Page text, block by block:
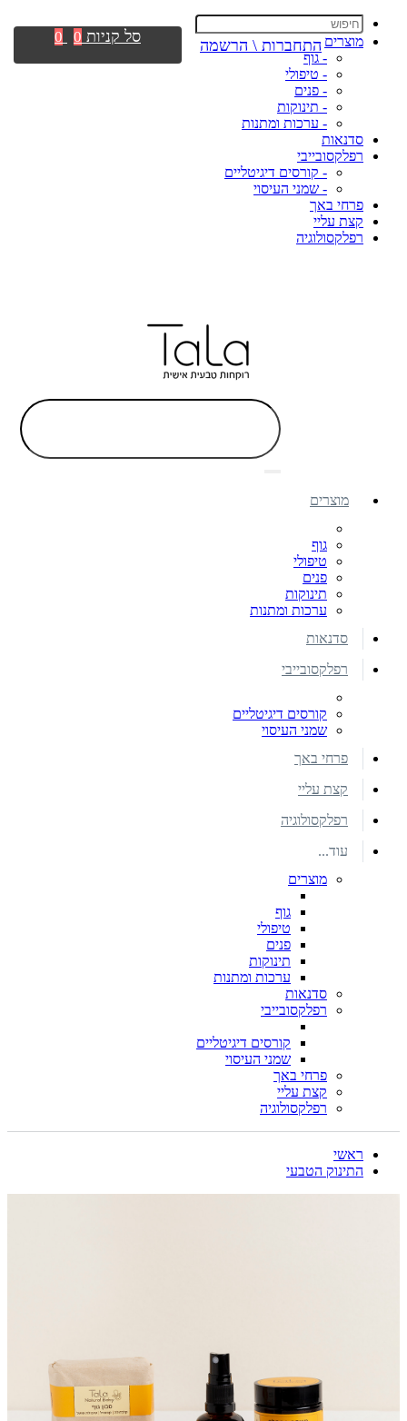
מוצרים
- גוף
- טיפולי
- פנים
- תינוקות
- ערכות ומתנות
סדנאות
רפלקסובייבי
- קורסים דיגיטליים
- שמני העיסוי
פרחי באך
קצת עליי
רפלקסולוגיה
התחברות \ הרשמה סל קניות 0
0
מוצרים
גוף
טיפולי
פנים
תינוקות
ערכות ומתנות
סדנאות
רפלקסובייבי
קורסים דיגיטליים
שמני העיסוי
פרחי באך
קצת עליי
רפלקסולוגיה
עוד...
מוצרים
גוף
טיפולי
פנים
תינוקות
ערכות ומתנות
סדנאות
רפלקסובייבי
קורסים דיגיטליים
שמני העיסוי
פרחי באך
קצת עליי
רפלקסולוגיה
ראשי
התינוק הטבעי